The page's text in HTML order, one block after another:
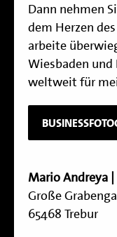
Dann nehmen
dem Herzen
arbeite
Wiesbaden
weltweit für
Mario Andreya
Große
65468 Trebur